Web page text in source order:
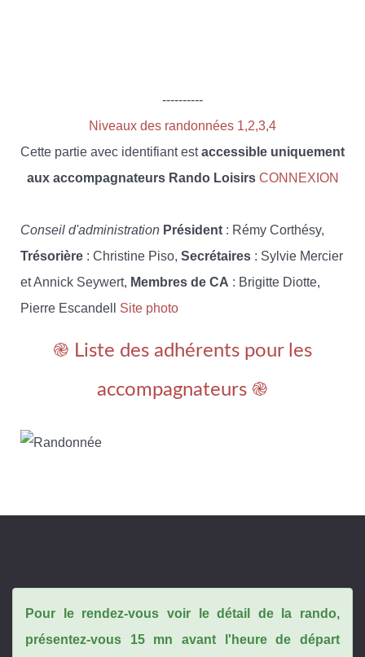
----------
Niveaux des randonnées 1,2,3,4
Cette partie avec identifiant estaccessible uniquement
aux accompagnateurs Rando Loisirs CONNEXION
Conseil d'administration Président : Rémy Corthésy,
Trésorière : Christine Piso, Secrétaires : Sylvie Mercier
et Annick Seywert, Membres de CA : Brigitte Diotte,
Pierre Escandell Site photo
֎ Liste des adhérents pour les
accompagnateurs ֎
Pour le rendez-vous voir le détail de la rando,
présentez-vous 15 mn avant l'heure de départ